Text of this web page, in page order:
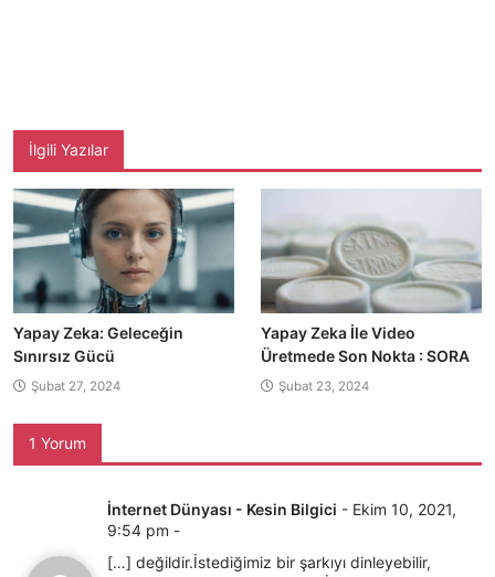
İlgili Yazılar
Yapay Zeka: Geleceğin
Sınırsız Gücü
Şubat 27, 2024
Yapay Zeka İle Video
Üretmede Son Nokta : SORA
Şubat 23, 2024
1 Yorum
İnternet Dünyası - Kesin Bilgici - Ekim 10, 2021,
9:54 pm -
[…] değildir.İstediğimiz bir şarkıyı dinleyebilir,